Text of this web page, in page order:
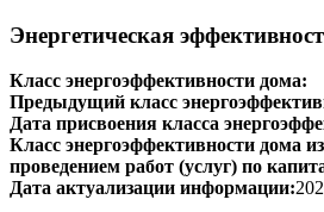
Энергетическая
Класс энергоэффективности дома:
Предыдущий класс
Дата присвоения класса
Класс энергоэффективности дома
проведением работ (услуг) по
Дата актуализации информации: